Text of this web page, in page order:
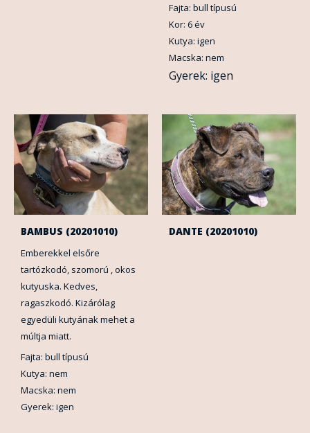
Fajta: bull típusú
Kor: 6 év
Kutya: igen
Macska: nem
Gyerek: igen
BAMBUS (20201010)
Emberekkel elsőre
tartózkodó, szomorú , okos
kutyuska. Kedves,
ragaszkodó. Kizárólag
egyedüli kutyának mehet a
múltja miatt.
Fajta: bull típusú
Kutya: nem
Macska: nem
Gyerek: igen
DANTE (20201010)